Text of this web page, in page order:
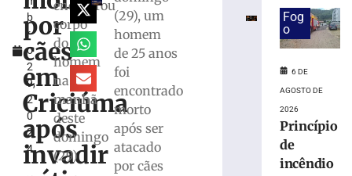
b
r
o
2
9,
2
0
2
4
por
cães
em
Criciúma
após
invadir
encontrou
corpo
do
homem
na
manhã
deste
domingo
(29)
(29), um
homem
de 25 anos
foi
encontrado
morto
após ser
atacado
por cães
máquina
mobiliza
Bombeiros,
Brusque
Fog
o
6 DE
AGOSTO DE
2026
Princípio
de
incêndio